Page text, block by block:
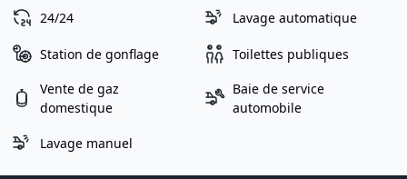
24/24 Lavage automatique
Station de gonflage Toilettes publiques
Vente de gaz
domestique
Baie de service
automobile
Lavage manuel